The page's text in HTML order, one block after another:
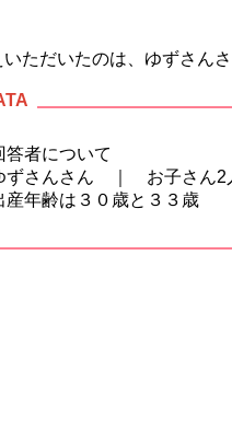
いただいたのは、ゆずさん
答者について
ずさんさん ｜ お子さん2
産年齢は３０歳と３３歳